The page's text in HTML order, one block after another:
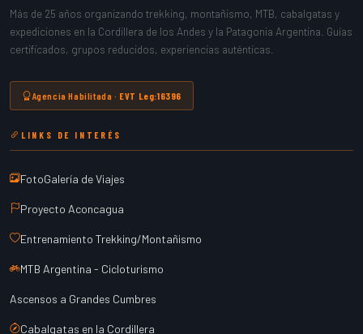
Más de 25 años organizando trekking, montañismo, MTB, cabalgatas y
expediciones en la Cordillera de los Andes y la Patagonia Argentina. Guías
certificados, grupos reducidos, experiencias auténticas.
Agencia Habilitada · EVT Leg:16396
LINKS DE INTERÉS
FotoGalería de Viajes
Proyecto Aconcagua
Entrenamiento Trekking/Montañismo
MTB Argentina - Cicloturismo
Ascensos a Grandes Cumbres
Cabalgatas en la Cordillera